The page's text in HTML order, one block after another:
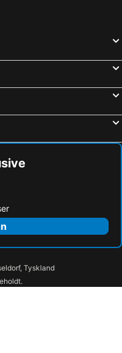
Inner City Inn
Hotel James Street
Sebel Brisbane
Midtown
at Camp Hill Hotel
Tyskland